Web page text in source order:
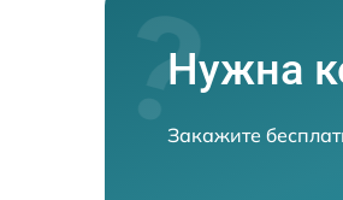
Нужна
Закажите